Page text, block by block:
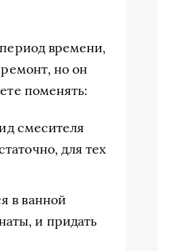
времени,
но он
поменять:
смесителя
для тех
в ванной
и придать